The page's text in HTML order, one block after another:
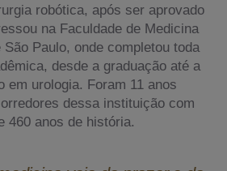
robótica, após ser aprovado
na Faculdade de Medicina
Paulo, onde completou toda
desde a graduação até a
em urologia. Foram 11 anos
dessa instituição com
460 anos de história.